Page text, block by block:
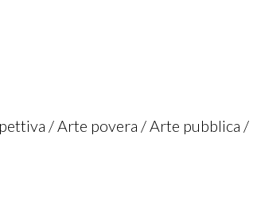
Arte povera Arte pubblica